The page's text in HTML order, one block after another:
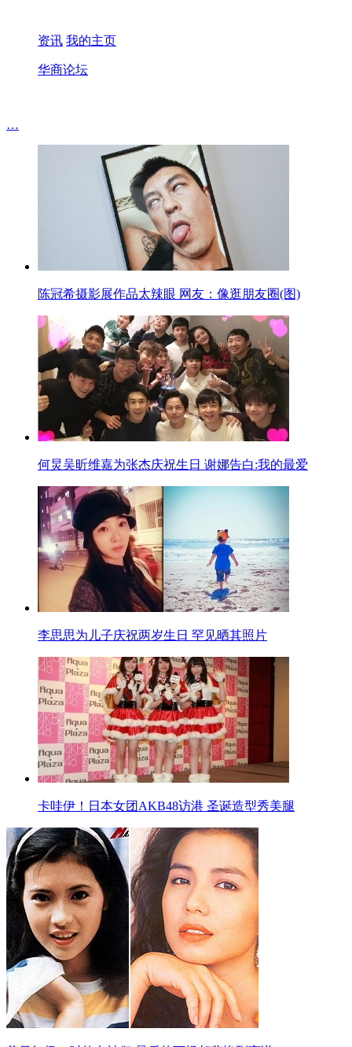
资讯 我的主页
华商论坛
…
陈冠希摄影展作品太辣眼 网友：像逛朋友圈(图)
何炅吴昕维嘉为张杰庆祝生日 谢娜告白:我的最爱
李思思为儿子庆祝两岁生日 罕见晒其照片
卡哇伊！日本女团AKB48访港 圣诞造型秀美腿